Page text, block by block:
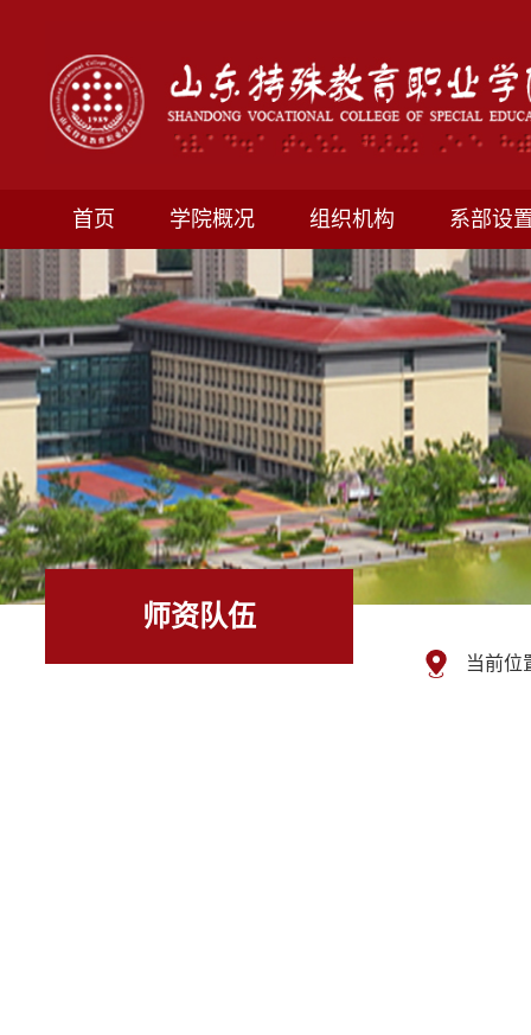
首页 学院概况 组织机构 系部设
师资队伍
当前位